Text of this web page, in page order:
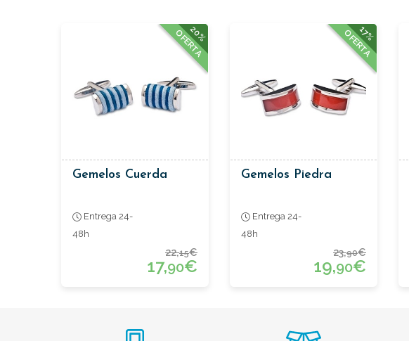
20%
OFERTA
Gemelos Cuerda
Entrega 24-
48h
22,15€
17,90€
17%
OFERTA
Gemelos Piedra
Entrega 24-
48h
23,90€
19,90€